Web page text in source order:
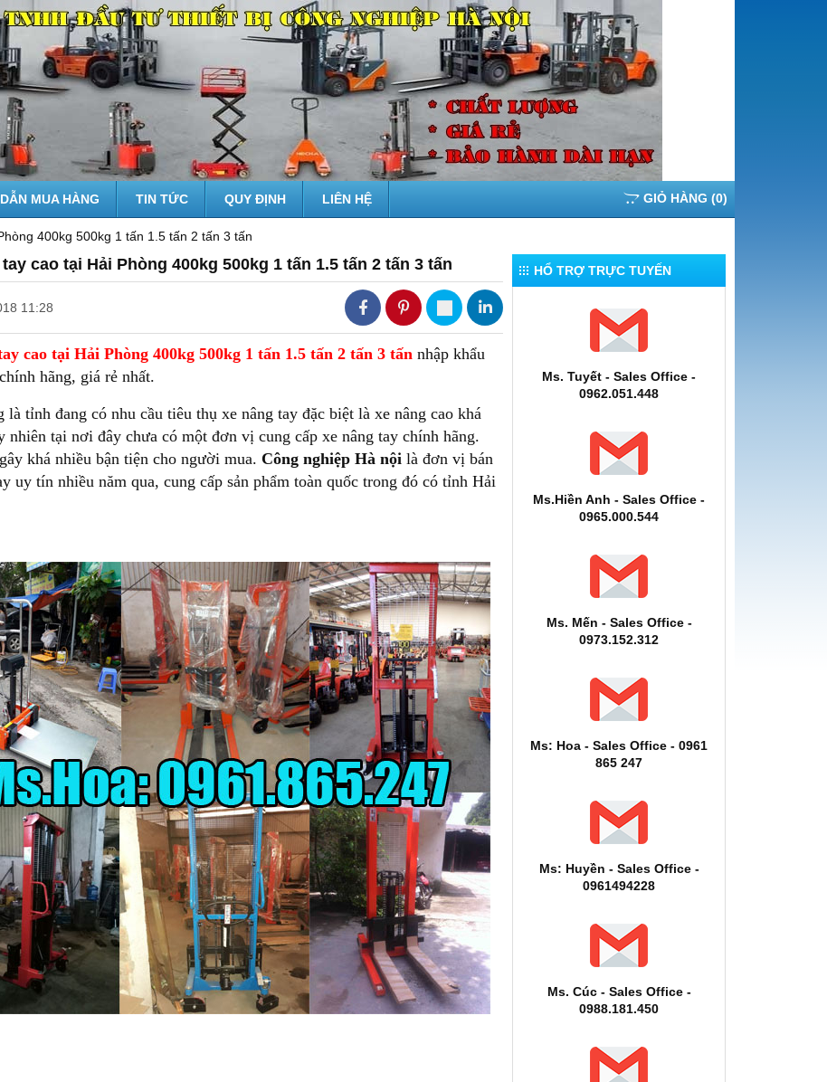
MUA HÀNG TIN TỨC QUY ĐỊNH LIÊN HỆ GIỎ HÀNG (0)
400kg 500kg 1 tấn 1.5 tấn 2 tấn 3 tấn
cao tại Hải Phòng 400kg 500kg 1 tấn 1.5 tấn 2 tấn 3 tấn
11:28
cao tại Hải Phòng 400kg 500kg 1 tấn 1.5 tấn 2 tấn 3 tấn nhập khẩu
hãng, giá rẻ nhất.
là tỉnh đang có nhu cầu tiêu thụ xe nâng tay đặc biệt là xe nâng cao khá
nhiên tại nơi đây chưa có một đơn vị cung cấp xe nâng tay chính hãng.
khá nhiều bận tiện cho người mua. Công nghiệp Hà nộilà đơn vị bán
uy tín nhiều năm qua, cung cấp sản phẩm toàn quốc trong đó có tỉnh Hải
HỔ TRỢ TRỰC TUYẾN
Ms. Tuyết - Sales Office -
0962.051.448
Ms.Hiền Anh - Sales Office -
0965.000.544
Ms. Mến - Sales Office -
0973.152.312
Ms: Hoa - Sales Office - 0961
865 247
Ms: Huyền - Sales Office -
0961494228
Ms. Cúc - Sales Office -
0988.181.450